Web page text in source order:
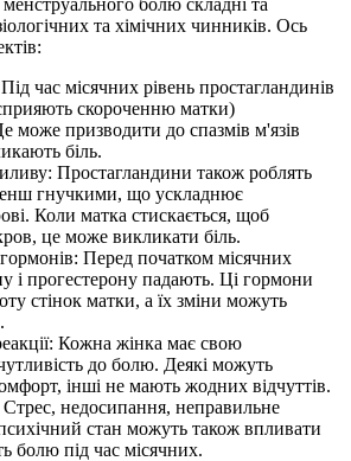
та хімічних чинників. Ось
час місячних рівень простагландинів
скороченню матки)
може призводити до спазмів м'язів
біль.
Простагландини також роблять
гнучкими, що ускладнює
Коли матка стискається, щоб
це може викликати біль.
Перед початком місячних
і прогестерону падають. Ці гормони
стінок матки, а їх зміни можуть
Кожна жінка має свою
до болю. Деякі можуть
інші не мають жодних відчуттів.
недосипання, неправильне
стан можуть також впливати
болю під час місячних.